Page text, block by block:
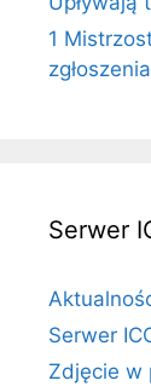
1
Serwer
Serwer
Zdjęcie w